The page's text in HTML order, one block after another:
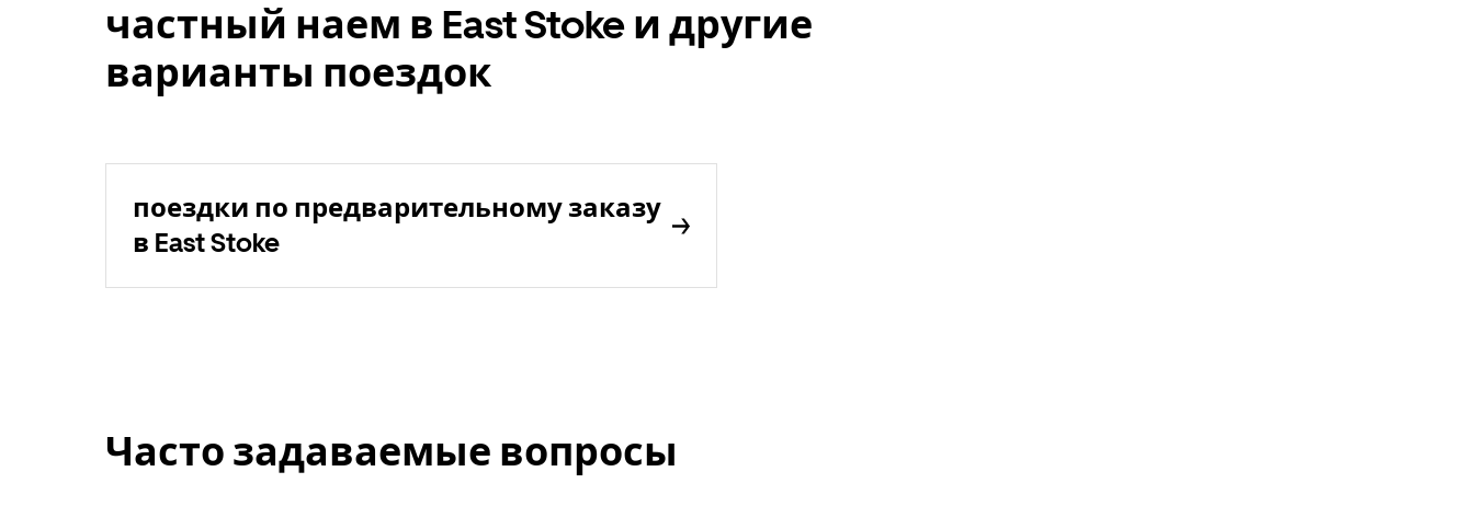
частный наем в East Stoke и другие
варианты поездок
поездки по предварительному заказу
в East Stoke
Часто задаваемые вопросы